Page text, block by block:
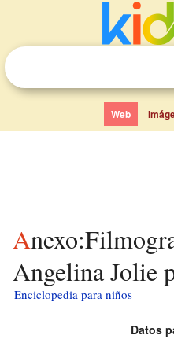
Web
Anexo:Filmografía de
Angelina Jolie
Enciclopedia para niños
Datos